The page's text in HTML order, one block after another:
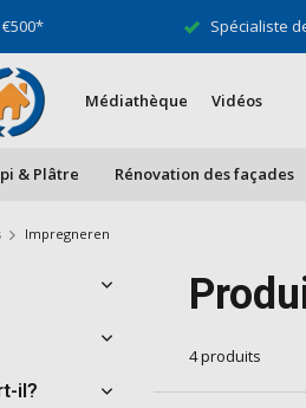
Spécialiste
Médiathèque Vidéos
& Plâtre Rénovation des façades
Impregneren
il?
4 produits